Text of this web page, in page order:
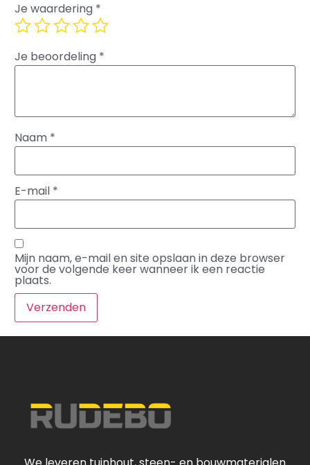
Je waardering *
Je beoordeling *
Naam *
E-mail *
Mijn naam, e-mail en site opslaan in deze browser
voor de volgende keer wanneer ik een reactie
plaats.